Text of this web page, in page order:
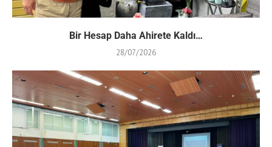
Bir Hesap Daha Ahirete Kaldı…
28/07/2026